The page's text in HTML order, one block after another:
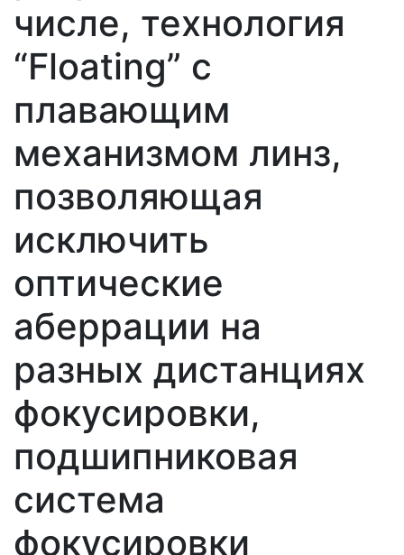
числе, технология
“Floating” с
плавающим
механизмом линз,
позволяющая
исключить
оптические
аберрации на
разных дистанциях
фокусировки,
подшипниковая
система
фокусировки